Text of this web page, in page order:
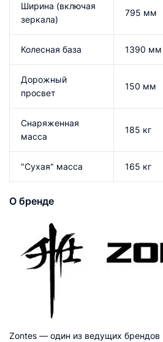
Ширина (включая
зеркала)
795 мм
Колесная база 1390 мм
Дорожный
просвет
150 мм
Снаряженная
масса
185 кг
"Сухая" масса 165 кг
О бренде
Zontes — один из ведущих брендов